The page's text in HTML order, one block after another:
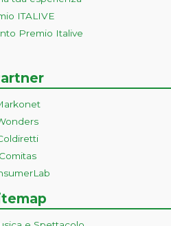
ITALIVE
Premio Italive
Comitas